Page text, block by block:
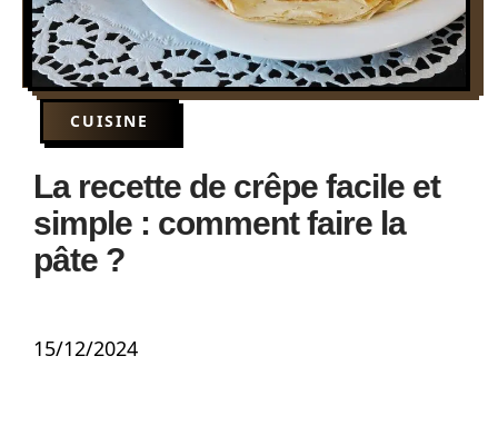
CUISINE
La recette de crêpe facile et
simple : comment faire la
pâte ?
15/12/2024